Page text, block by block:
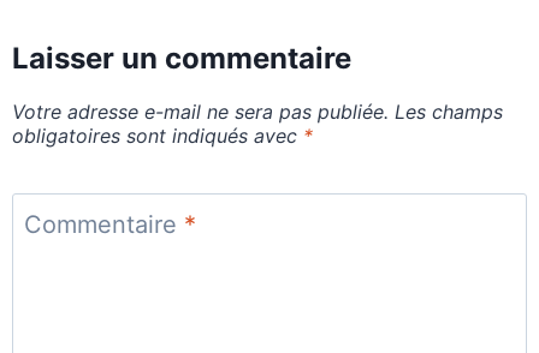
Laisser un commentaire
Votre adresse e-mail ne sera pas publiée. Les champs
obligatoires sont indiqués avec *
Commentaire *